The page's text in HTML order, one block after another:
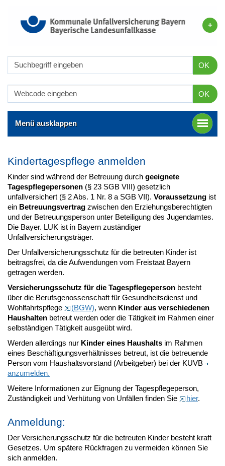
OK
OK
Menü ausklappen
Kindertagespflege anmelden
Kinder sind während der Betreuung durch geeignete
Tagespflegepersonen (§ 23 SGB VIII) gesetzlich
unfallversichert (§ 2 Abs. 1 Nr. 8 a SGB VII). Voraussetzung ist
ein Betreuungsvertrag zwischen den Erziehungsberechtigten
und der Betreuungsperson unter Beteiligung des Jugendamtes.
Die Bayer. LUK ist in Bayern zuständiger
Unfallversicherungsträger.
Der Unfallversicherungsschutz für die betreuten Kinder ist
beitragsfrei, da die Aufwendungen vom Freistaat Bayern
getragen werden.
Versicherungsschutz für die Tagespflegeperson besteht
über die Berufsgenossenschaft für Gesundheitsdienst und
Wohlfahrtspflege
(BGW), wenn Kinder aus verschiedenen
Haushalten betreut werden oder die Tätigkeit im Rahmen einer
selbständigen Tätigkeit ausgeübt wird.
Werden allerdings nur Kinder eines Haushalts im Rahmen
eines Beschäftigungsverhältnisses betreut, ist die betreuende
Person vom Haushaltsvorstand (Arbeitgeber) bei der KUVB
anzumelden.
Weitere Informationen zur Eignung der Tagespflegeperson,
Zuständigkeit und Verhütung von Unfällen finden Sie
hier.
Anmeldung:
Der Versicherungsschutz für die betreuten Kinder besteht kraft
Gesetzes. Um spätere Rückfragen zu vermeiden können Sie
sich anmelden.